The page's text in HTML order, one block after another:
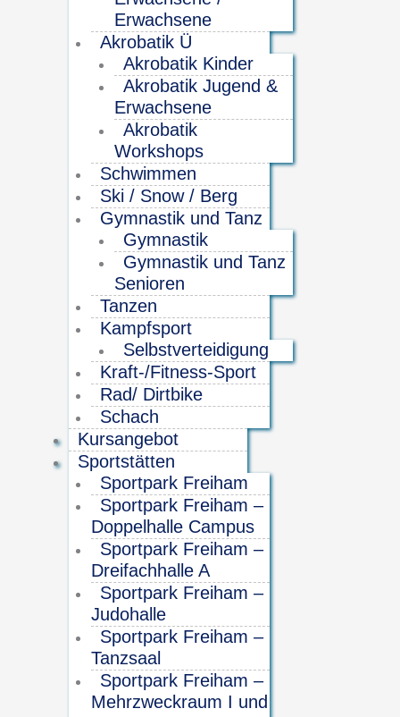
Erwachsene
Akrobatik Ü
Akrobatik Kinder
Akrobatik Jugend &
Erwachsene
Akrobatik
Workshops
Schwimmen
Ski / Snow / Berg
Gymnastik und Tanz
Gymnastik
Gymnastik und Tanz
Senioren
Tanzen
Kampfsport
Selbstverteidigung
Kraft-/Fitness-Sport
Rad/ Dirtbike
Schach
Kursangebot
Sportstätten
Sportpark Freiham
Sportpark Freiham –
Doppelhalle Campus
Sportpark Freiham –
Dreifachhalle A
Sportpark Freiham –
Judohalle
Sportpark Freiham –
Tanzsaal
Sportpark Freiham –
Mehrzweckraum I und